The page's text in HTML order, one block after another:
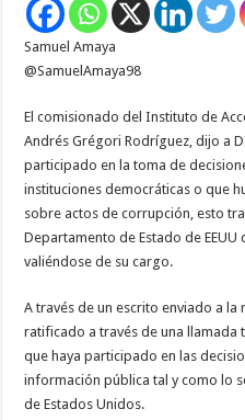
que
socaven
Samuel Amaya
@SamuelAmaya98
El comisionado del Instituto de
Andrés Grégori Rodríguez, dijo a
participado en la toma de
instituciones democráticas o que
sobre actos de corrupción, esto
Departamento de Estado de
valiéndose de su cargo.
A través de un escrito enviado a
ratificado a través de una llamada
que haya participado en las
información pública tal y como lo
de Estados Unidos.